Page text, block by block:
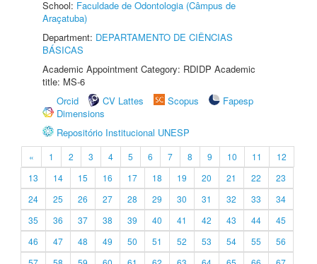
School: Faculdade de Odontologia (Câmpus de
Araçatuba)
Department: DEPARTAMENTO DE CIÊNCIAS
BÁSICAS
Academic Appointment Category: RDIDP Academic
title: MS-6
Orcid
CV Lattes Scopus
Fapesp
Dimensions
Repositório Institucional UNESP
« 1 2 3 4 5 6 7 8 9 10 11
12
13
14 15 16 17 18 19 20 21 22
23
24
25 26 27 28 29 30 31 32 33
34
35
36 37 38 39 40 41 42 43 44
45
46
47 48 49 50 51 52 53 54 55
56